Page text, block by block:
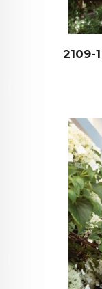
2109-